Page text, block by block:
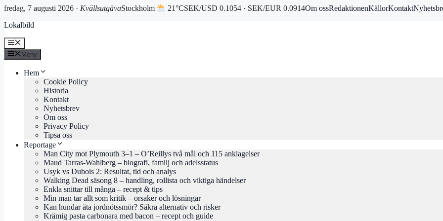
fredag, 7 augusti 2026 · KvällsutgåvaStockholm 21°CSEK/USD 0.1054 · SEK/EUR 0.0914Om ossRedaktionenKällorKontakt
till
Lokalbild
Meny
Meny
Hem
Cookie Policy
Historia
Kontakt
Nyhetsbrev
Om oss
Privacy Policy
Tipsa oss
Reportage
Man City mot Plymouth 3–1 – O’Reillys två mål och 115 anklagelser
Maud Tarras-Wahlberg – biografi, familj och adelsstatus
Usyk vs Dubois 2: Resultat, tid och analys
Walking Dead säsong 8 – handling, rollista och viktiga händelser
Enkla snittar till många – recept & tips
Min man tar allt som kritik – orsaker och lösningar
Kan hundar äta jordnötssmör? Säkra alternativ och risker
Krämig pasta carbonara med bacon – recept och guide